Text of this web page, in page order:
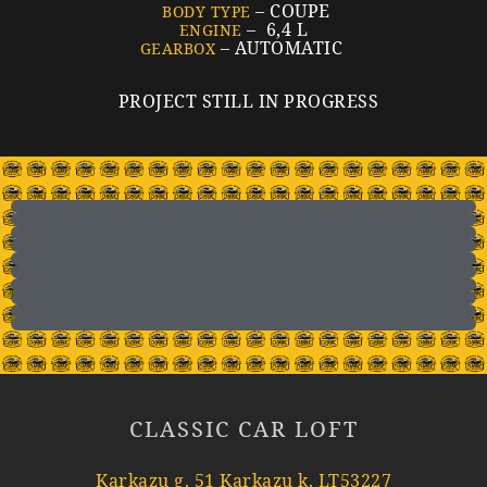
BODY TYPE – COUPE
ENGINE – 6,4 L
GEARBOX – AUTOMATIC
PROJECT STILL IN PROGRESS
CLASSIC CAR LOFT
Karkazų g. 51 Karkazų k. LT53227